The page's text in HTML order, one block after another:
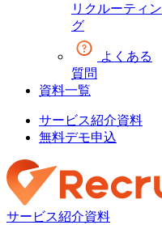
リクルーティン
グ
よくある
質問
資料一覧
サービス紹介資料
無料デモ申込
サービス紹介資料